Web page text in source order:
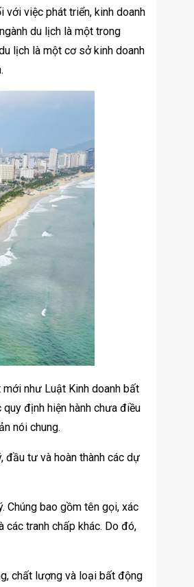
với việc phát triển, kinh doanh
du lịch là một trong
lịch là một cơ sở kinh doanh
như Luật Kinh doanh bất
định hiện hành chưa điều
nói chung.
đầu tư và hoàn thành các dự
Chúng bao gồm tên gọi, xác
các tranh chấp khác. Do đó,
chất lượng và loại bất động